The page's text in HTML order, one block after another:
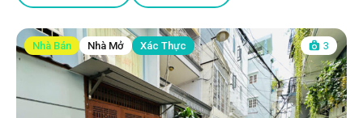
Nhà Bán Nhà Mở Xác Thực 3